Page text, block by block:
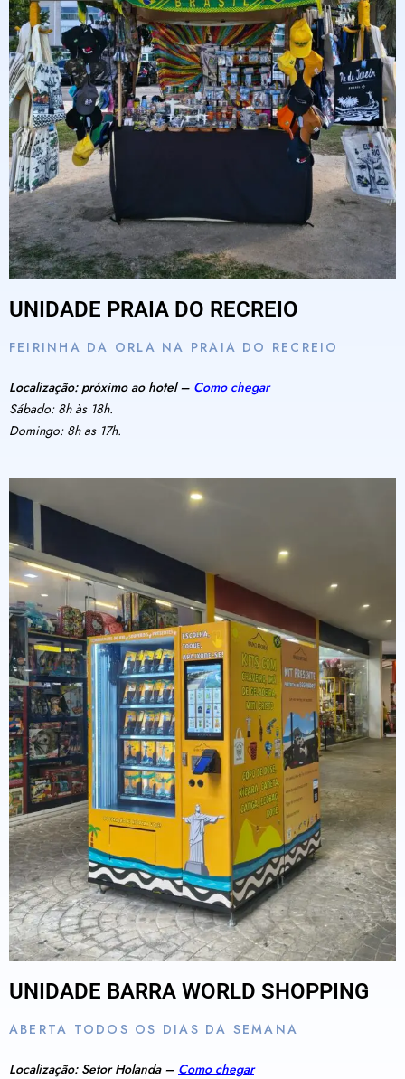
UNIDADE PRAIA DO RECREIO
FEIRINHA DA ORLA NA PRAIA DO RECREIO
Localização: próximo ao hotel – Como chegar
Sábado: 8h às 18h.
Domingo: 8h as 17h.
UNIDADE BARRA WORLD SHOPPING
ABERTA TODOS OS DIAS DA SEMANA
Localização: Setor Holanda – Como chegar